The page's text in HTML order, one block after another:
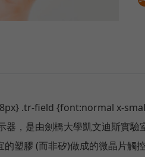
.tr-field {font:normal x-
器，是由劍橋大學凱文迪斯實
塑膠 (而非矽)做成的微晶片觸